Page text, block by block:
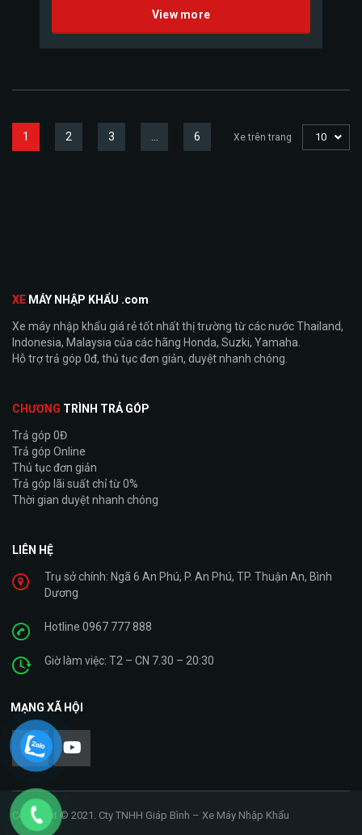
View more
1 2 3 … 6 Xe trên trang 10
XE MÁY NHẬP KHẨU .com
Xe máy nhập khẩu giá rẻ tốt nhất thị trường từ các nước Thailand,
Indonesia, Malaysia của các hãng Honda, Suzki, Yamaha.
Hỗ trợ trả góp 0đ, thủ tục đơn giản, duyệt nhanh chóng.
CHƯƠNG TRÌNH TRẢ GÓP
Trả góp 0Đ
Trả góp Online
Thủ tục đơn giản
Trả góp lãi suất chỉ từ 0%
Thời gian duyệt nhanh chóng
LIÊN HỆ
Trụ sở chính: Ngã 6 An Phú, P. An Phú, TP. Thuận An, Bình
Dương
Hotline 0967 777 888
Giờ làm việc: T2 – CN 7.30 – 20:30
MẠNG XÃ HỘI
Copyright © 2021. Cty TNHH Giáp Bình – Xe Máy Nhập Khẩu